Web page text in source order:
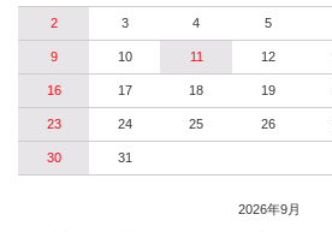
2 3 4 5
9 10 11 12
16 17 18 19
23 24 25 26
30 31
2026年9月